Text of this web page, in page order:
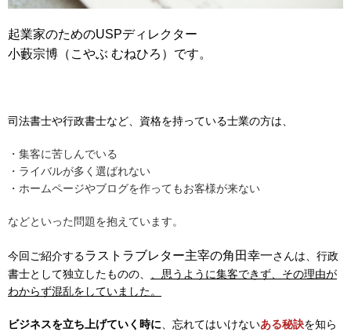
起業家のためのUSPディレクター
小藪宗博（こやぶ むねひろ）です。
司法書士や行政書士など、資格を持っている士業の方は、
・集客に苦しんでいる
・ライバルが多く選ばれない
・ホームページやブログを作ってもお客様が来ない
などといった問題を抱えています。
今回ご紹介するラストラブレター主宰の角田幸一さんは、行政
書士として独立したものの、 、思うように集客できず、その理由が
わからず混乱をしていました。
ビジネスを立ち上げていく時に、忘れてはいけないある秘訣を知ら